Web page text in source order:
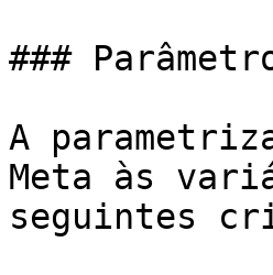
###
A
Meta às
seguintes